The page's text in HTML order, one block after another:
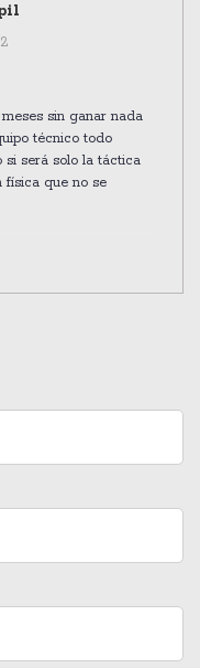
sin ganar nada
técnico todo
si será solo la táctica
física que no se